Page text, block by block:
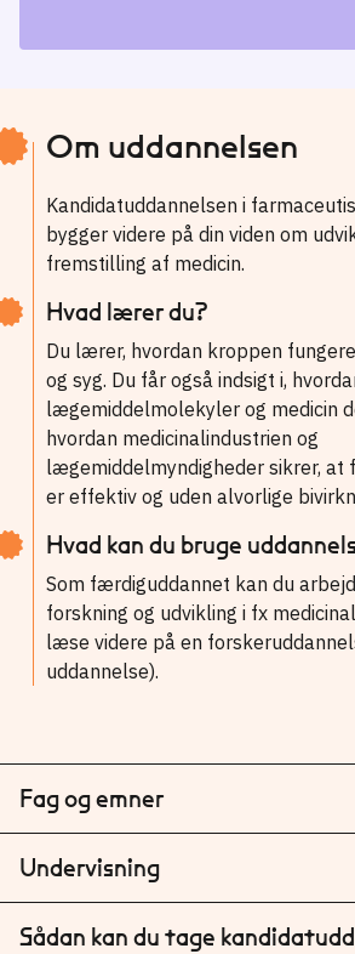
Om uddannelsen
Kandidatuddannelsen i
bygger videre på din viden om
fremstilling af medicin.
Hvad lærer du?
Du lærer, hvordan kroppen
og syg. Du får også indsigt i,
lægemiddelmolekyler og medicin
hvordan medicinalindustrien og
lægemiddelmyndigheder sikrer, at
er effektiv og uden alvorlige
Hvad kan du bruge
Som færdiguddannet kan du
forskning og udvikling i fx
læse videre på en
uddannelse).
Fag og emner
Undervisning
Sådan kan du tage